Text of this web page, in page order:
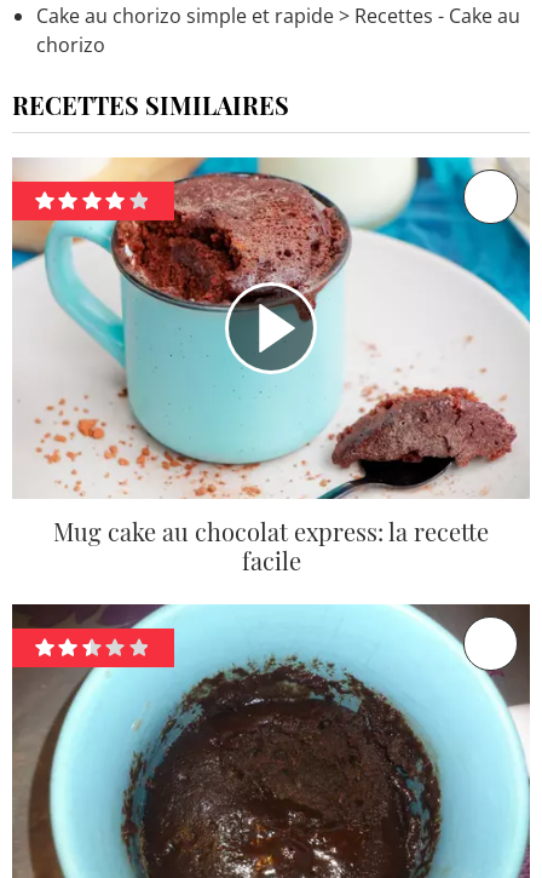
Cake au chorizo simple et rapide> Recettes - Cake au
chorizo
RECETTES SIMILAIRES
Mug cake au chocolat express: la recette
facile